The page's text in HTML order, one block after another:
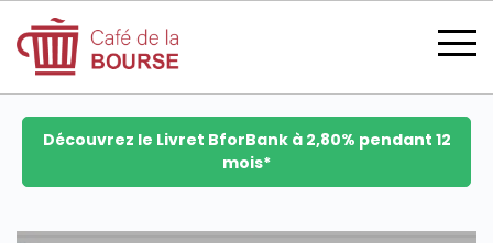
se connecter
Découvrez le Livret BforBank à 2,80% pendant 12
mois*